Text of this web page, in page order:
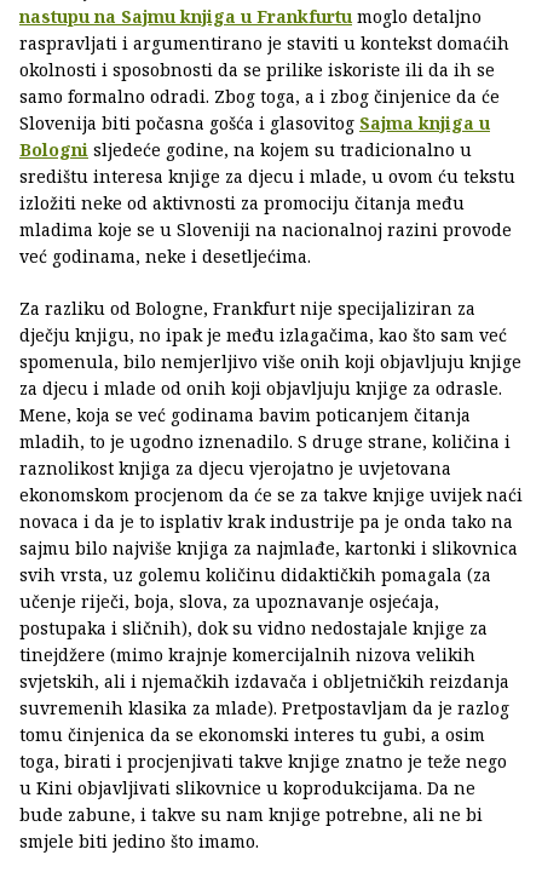
nastupu na Sajmu knjiga u Frankfurtu moglo detaljno
raspravljati i argumentirano je staviti u kontekst domaćih
okolnosti i sposobnosti da se prilike iskoriste ili da ih se
samo formalno odradi. Zbog toga, a i zbog činjenice da će
Slovenija biti počasna gošća i glasovitog Sajma knjiga u
Bologni sljedeće godine, na kojem su tradicionalno u
središtu interesa knjige za djecu i mlade, u ovom ću tekstu
izložiti neke od aktivnosti za promociju čitanja među
mladima koje se u Sloveniji na nacionalnoj razini provode
već godinama, neke i desetljećima.
Za razliku od Bologne, Frankfurt nije specijaliziran za
dječju knjigu, no ipak je među izlagačima, kao što sam već
spomenula, bilo nemjerljivo više onih koji objavljuju knjige
za djecu i mlade od onih koji objavljuju knjige za odrasle.
Mene, koja se već godinama bavim poticanjem čitanja
mladih, to je ugodno iznenadilo. S druge strane, količina i
raznolikost knjiga za djecu vjerojatno je uvjetovana
ekonomskom procjenom da će se za takve knjige uvijek naći
novaca i da je to isplativ krak industrije pa je onda tako na
sajmu bilo najviše knjiga za najmlađe, kartonki i slikovnica
svih vrsta, uz golemu količinu didaktičkih pomagala (za
učenje riječi, boja, slova, za upoznavanje osjećaja,
postupaka i sličnih), dok su vidno nedostajale knjige za
tinejdžere (mimo krajnje komercijalnih nizova velikih
svjetskih, ali i njemačkih izdavača i obljetničkih reizdanja
suvremenih klasika za mlade). Pretpostavljam da je razlog
tomu činjenica da se ekonomski interes tu gubi, a osim
toga, birati i procjenjivati takve knjige znatno je teže nego
u Kini objavljivati slikovnice u koprodukcijama. Da ne
bude zabune, i takve su nam knjige potrebne, ali ne bi
smjele biti jedino što imamo.